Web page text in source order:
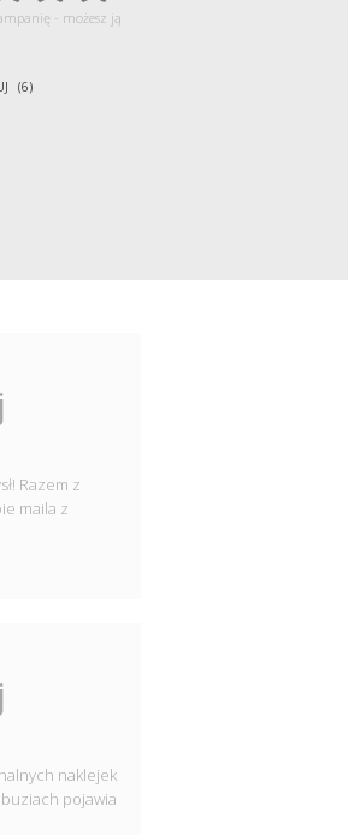
- możesz ją
(6)
Razem z
maila z
naklejek
pojawia